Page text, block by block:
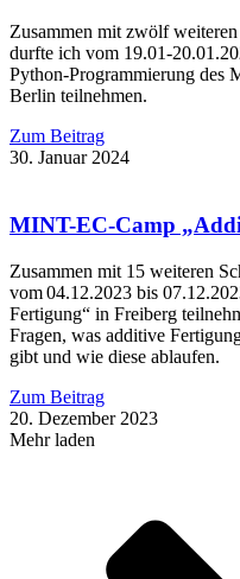
Zusammen mit zwölf
durfte ich vom 19.01-
Python-Programmierung
Berlin teilnehmen.
Zum Beitrag
30. Januar 2024
MINT-EC-Camp
Zusammen mit 15 weiteren
vom 04.12.2023 bis
Fertigung“ in Freiberg
Fragen, was additive
gibt und wie diese ablaufen.
Zum Beitrag
20. Dezember 2023
Mehr laden